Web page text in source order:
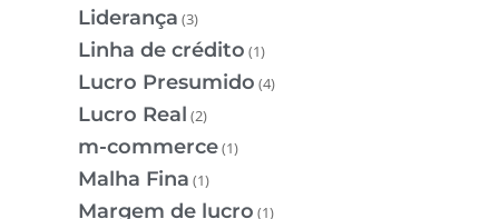
Liderança (3)
Linha de crédito (1)
Lucro Presumido (4)
Lucro Real (2)
m-commerce(1)
Malha Fina (1)
Margem de lucro (1)